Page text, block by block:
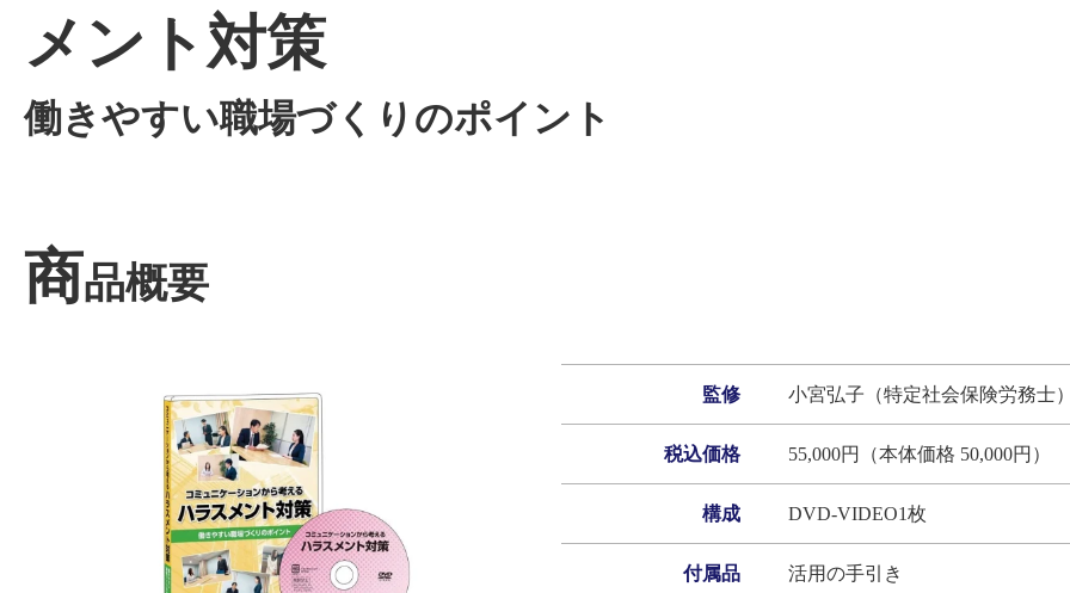
メント対策
働きやすい職場づくりのポイント
商品概要
監修 小宮弘子（特定社会保険労務士
税込価格 55,000円（本体価格 50,000円）
構成 DVD-VIDEO1枚
付属品 活用の手引き